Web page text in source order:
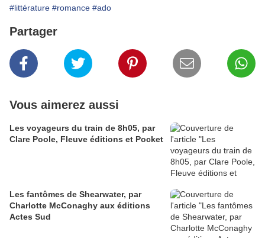
#littérature #romance #ado
Partager
Vous aimerez aussi
Les voyageurs du train de 8h05, par
Clare Poole, Fleuve éditions et Pocket
Les fantômes de Shearwater, par
Charlotte McConaghy aux éditions
Actes Sud